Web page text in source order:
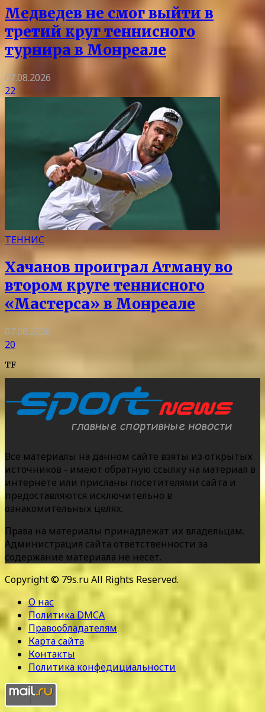
Медведев не смог выйти в
третий круг теннисного
турнира в Монреале
07.08.2026
22
ТЕННИС
Хачанов проиграл Атману во
втором круге теннисного
«Мастерса» в Монреале
07.08.2026
20
TF
Все материалы на данном сайте взяты из открытых
источников - имеют обратную ссылку на материал в
интернете или присланы посетителями сайта и
предоставляются исключительно в
ознакомительных целях.
Права на материалы принадлежат их владельцам.
Администрация сайта ответственности за
содержание материала не несет.
Copyright © 79s.ru All Rights Reserved.
О нас
Политика DMCA
Правообладателям
Карта сайта
Контакты
Политика конфедициальности